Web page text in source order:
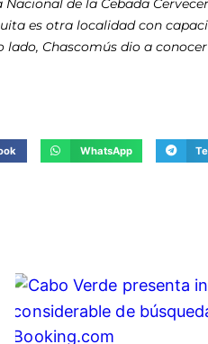
de la Cebada
es otra localidad con
Chascomús dio a
WhatsApp